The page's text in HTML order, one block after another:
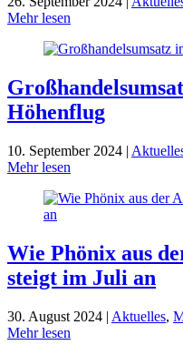
Mehr lesen
Höhenflug
10. September 2024 |
Mehr lesen
Wie Phönix aus
steigt im Juli an
30. August 2024 | Aktuelles,
Mehr lesen